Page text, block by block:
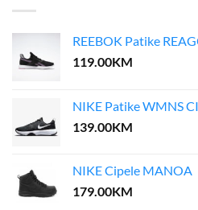
REEBOK Patike
119.00KM
NIKE Patike WMNS
139.00KM
NIKE Cipele MANOA
179.00KM